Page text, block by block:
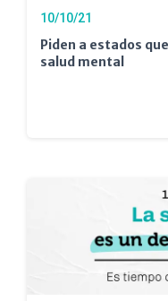
10/10/21
Piden a estados
salud mental